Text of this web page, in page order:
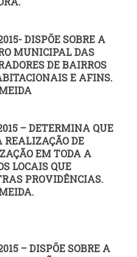
DISPÕE SOBRE A
MUNICIPAL DAS
DE BAIRROS
E AFINS.
– DETERMINA QUE
REALIZAÇÃO DE
EM TODA A
LOCAIS QUE
PROVIDÊNCIAS.
– DISPÕE SOBRE A